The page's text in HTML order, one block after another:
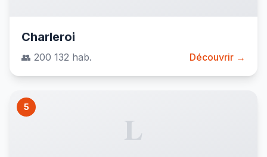
Charleroi
👥 200 132 hab. Découvrir →
5
L